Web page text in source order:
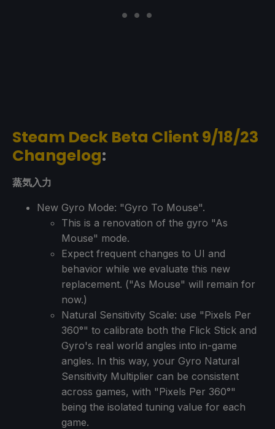
Steam Deck Beta Client 9/18/23
Changelog:
蒸気入力
New Gyro Mode: "Gyro To Mouse".
This is a renovation of the gyro "As
Mouse" mode.
Expect frequent changes to UI and
behavior while we evaluate this new
replacement. ("As Mouse" will remain for
now.)
Natural Sensitivity Scale: use "Pixels Per
360°" to calibrate both the Flick Stick and
Gyro's real world angles into in-game
angles. In this way, your Gyro Natural
Sensitivity Multiplier can be consistent
across games, with "Pixels Per 360°"
being the isolated tuning value for each
game.